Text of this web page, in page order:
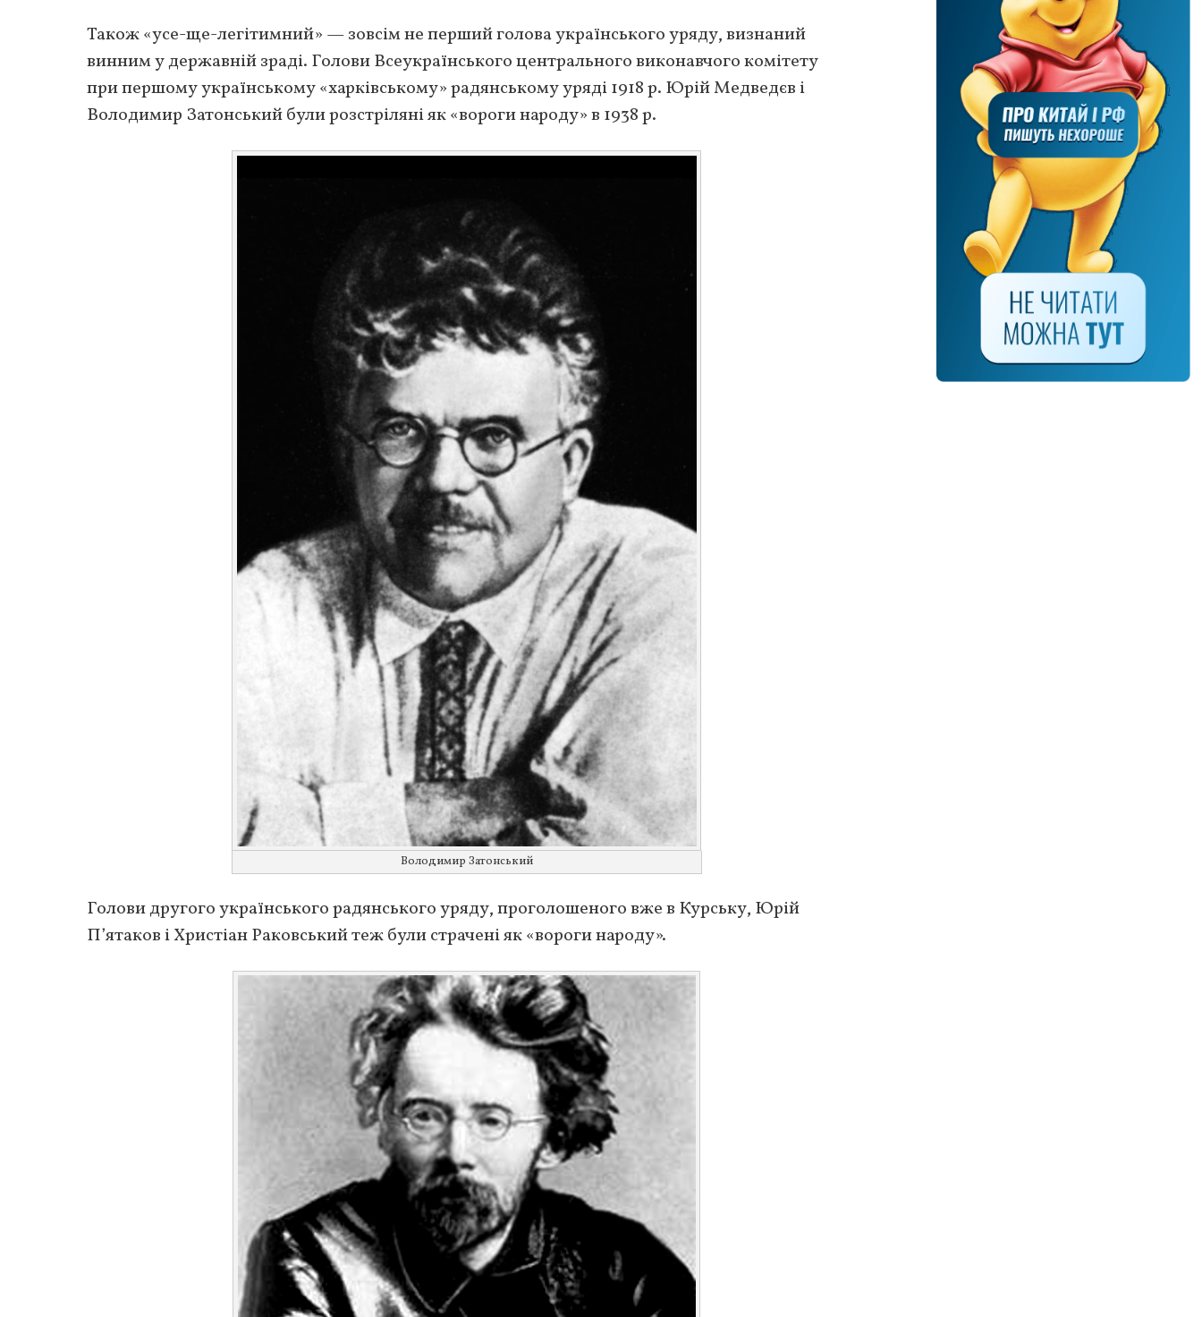
Також «усе-ще-легітимний» — зовсім не перший голова українського уряду, визнаний
винним у державній зраді. Голови Всеукраїнського центрального виконавчого комітету
при першому українському «харківському» радянському уряді 1918 р. Юрій Медведєв і
Володимир Затонський були розстріляні як «вороги народу» в 1938 р.
Володимир Затонський
Голови другого українського радянського уряду, проголошеного вже в Курську, Юрій
П’ятаков і Христіан Раковський теж були страчені як «вороги народу».